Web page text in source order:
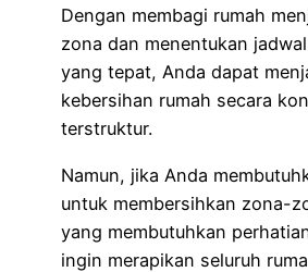
Dengan membagi rumah
zona dan menentukan
yang tepat, Anda dapat
kebersihan rumah secara
terstruktur.
Namun, jika Anda
untuk membersihkan zona-
yang membutuhkan
ingin merapikan seluruh